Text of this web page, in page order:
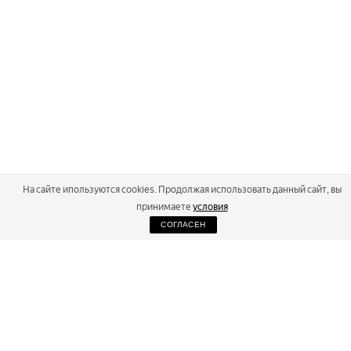
2026
На сайте ипользуются cookies. Продолжая использовать данный сайт, вы
принимаете условия
СОГЛАСЕН